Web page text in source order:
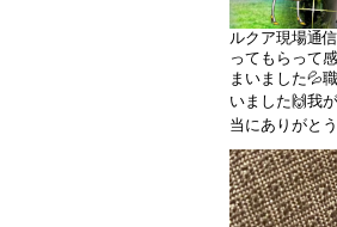
ルクア現場通
ってもらって
まいました💦
いました🙌我
当にありがと